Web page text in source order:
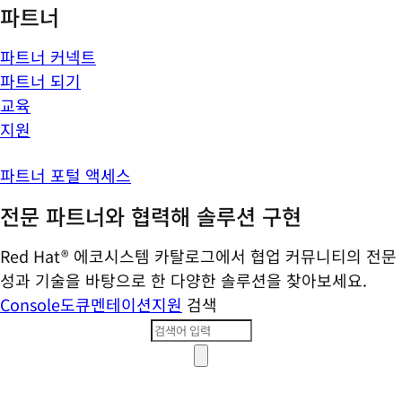
파트너
파트너 커넥트
파트너 되기
교육
지원
파트너 포털 액세스
전문 파트너와 협력해 솔루션 구현
Red Hat® 에코시스템 카탈로그에서 협업 커뮤니티의 전문
성과 기술을 바탕으로 한 다양한 솔루션을 찾아보세요.
Console도큐멘테이션지원 검색